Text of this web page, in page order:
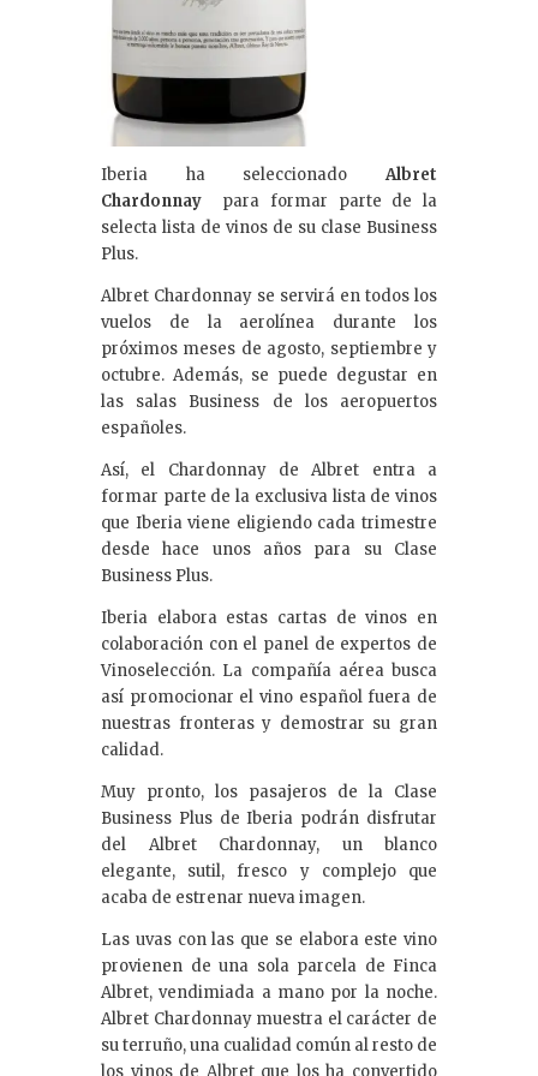
Iberia ha seleccionadoAlbret
Chardonnay
para formar parte de la
selecta lista de vinos de su clase Business
Plus.
Albret Chardonnay se servirá en todos los
vuelos de la aerolínea durante los
próximos meses de agosto, septiembre y
octubre. Además, se puede degustar en
las salas Business de los aeropuertos
españoles.
Así, el Chardonnay de Albret entra a
formar parte de la exclusiva lista de vinos
que Iberia viene eligiendo cada trimestre
desde hace unos años para su Clase
Business Plus.
Iberia elabora estas cartas de vinos en
colaboración con el panel de expertos de
Vinoselección. La compañía aérea busca
así promocionar el vino español fuera de
nuestras fronteras y demostrar su gran
calidad.
Muy pronto, los pasajeros de la Clase
Business Plus de Iberia podrán disfrutar
del Albret Chardonnay, un blanco
elegante, sutil, fresco y complejo que
acaba de estrenar nueva imagen.
Las uvas con las que se elabora este vino
provienen de una sola parcela de Finca
Albret, vendimiada a mano por la noche.
Albret Chardonnay muestra el carácter de
su terruño, una cualidad común al resto de
los vinos de Albret que los ha convertido